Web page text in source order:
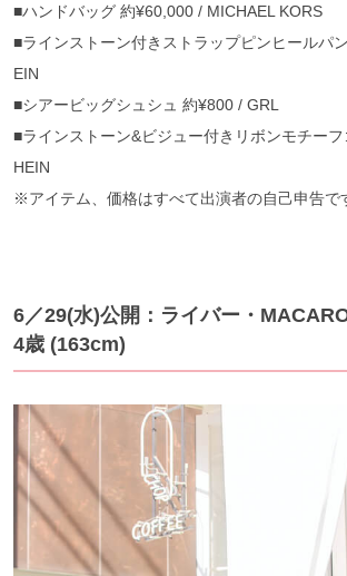
■ハンドバッグ 約¥60,000 / MICHAEL KORS
■ラインストーン付きストラップピンヒールパ
EIN
■シアービッグシュシュ 約¥800 / GRL
■ラインストーン&ビジュー付きリボンモチー
HEIN
※アイテム、価格はすべて出演者の自己申告で
6／29(水)公開：ライバー・
4歳 (163cm)